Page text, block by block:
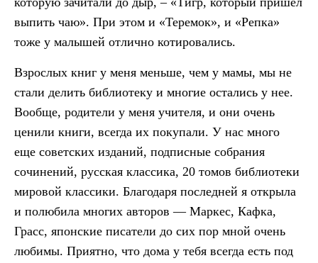
выпить чаю». При этом и «Теремок», и «Репка»
тоже у малышей отлично котировались.
Взрослых книг у меня меньше, чем у мамы, мы не
стали делить библиотеку и многие остались у нее.
Вообще, родители у меня учителя, и они очень
ценили книги, всегда их покупали. У нас много
еще советских изданий, подписные собрания
сочинений, русская классика, 20 томов библиотеки
мировой классики. Благодаря последней я открыла
и полюбила многих авторов — Маркес, Кафка,
Грасс, японские писатели до сих пор мной очень
любимы. Приятно, что дома у тебя всегда есть под